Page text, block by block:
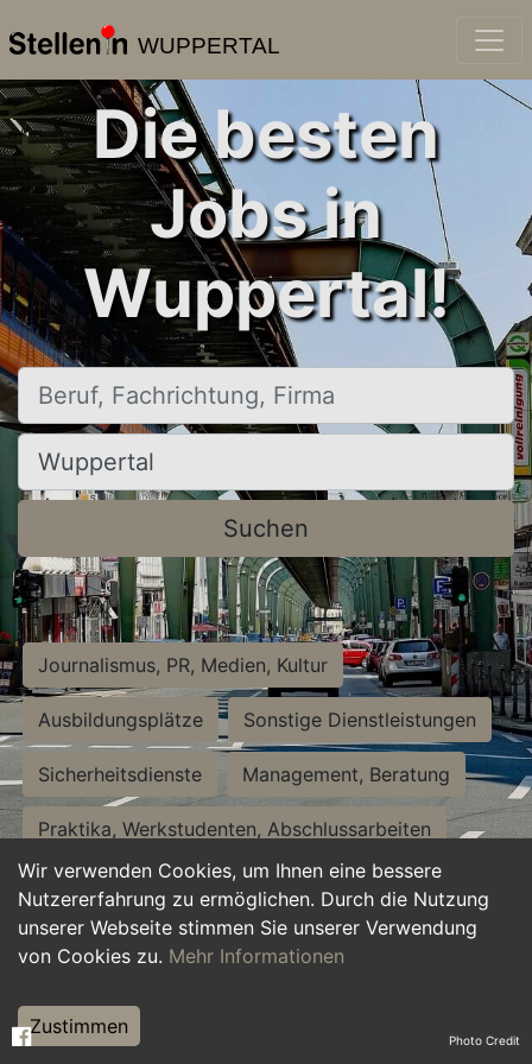
WUPPERTAL
Wir verwenden Cookies, um Ihnen eine bessere
Nutzererfahrung zu ermöglichen. Durch die Nutzung
unserer Webseite stimmen Sie unserer Verwendung
von Cookies zu. Mehr Informationen
Zustimmen
Die besten
Jobs in
Wuppertal!
Beruf, Fachrichtung, Firma
Ort, Stadt
Suchen
Journalismus, PR, Medien, Kultur
Ausbildungsplätze Sonstige Dienstleistungen
Sicherheitsdienste Management, Beratung
Praktika, Werkstudenten, Abschlussarbeiten
Personalwesen Assistenz, Sekretariat
Hilfskräfte, Aushilfs- und Nebenjobs
Weiterbildung, Studium, duale Ausbildung Photo Credit